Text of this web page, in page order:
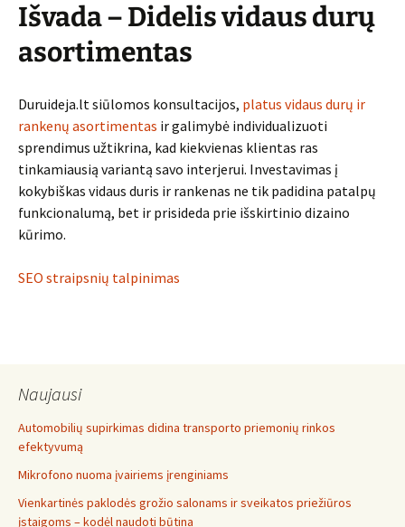
Išvada – Didelis vidaus durų
asortimentas
Duruideja.lt siūlomos konsultacijos, platus vidaus durų ir
rankenų asortimentas ir galimybė individualizuoti
sprendimus užtikrina, kad kiekvienas klientas ras
tinkamiausią variantą savo interjerui. Investavimas į
kokybiškas vidaus duris ir rankenas ne tik padidina patalpų
funkcionalumą, bet ir prisideda prie išskirtinio dizaino
kūrimo.
SEO straipsnių talpinimas
Naujausi
Automobilių supirkimas didina transporto priemonių rinkos
efektyvumą
Mikrofono nuoma įvairiems įrenginiams
Vienkartinės paklodės grožio salonams ir sveikatos priežiūros
įstaigoms – kodėl naudoti būtina